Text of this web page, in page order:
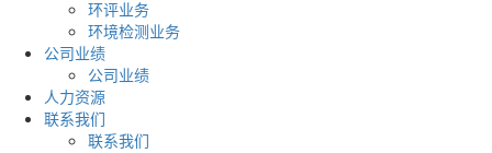
环评业务
环境检测业务
公司业绩
公司业绩
人力资源
联系我们
联系我们